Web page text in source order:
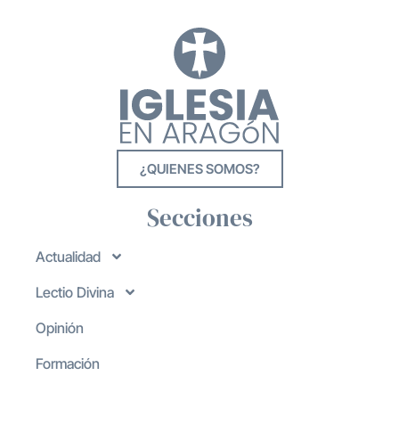
¿QUIENES SOMOS?
Secciones
Actualidad
Lectio Divina
Opinión
Formación